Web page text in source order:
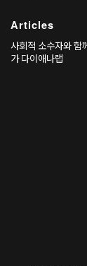
어컨셔스’로 확
게’(2018–)은 노들
과 외부 동선의 불
Articles
사회적 소수자와 함
가 다이애나랩